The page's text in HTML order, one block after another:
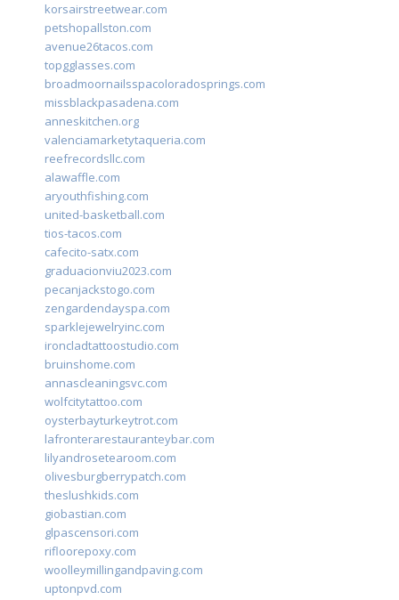
korsairstreetwear.com
petshopallston.com
avenue26tacos.com
topgglasses.com
broadmoornailsspacoloradosprings.com
missblackpasadena.com
anneskitchen.org
valenciamarketytaqueria.com
reefrecordsllc.com
alawaffle.com
aryouthfishing.com
united-basketball.com
tios-tacos.com
cafecito-satx.com
graduacionviu2023.com
pecanjackstogo.com
zengardendayspa.com
sparklejewelryinc.com
ironcladtattoostudio.com
bruinshome.com
annascleaningsvc.com
wolfcitytattoo.com
oysterbayturkeytrot.com
lafronterarestauranteybar.com
lilyandrosetearoom.com
olivesburgberrypatch.com
theslushkids.com
giobastian.com
glpascensori.com
rifloorepoxy.com
woolleymillingandpaving.com
uptonpvd.com